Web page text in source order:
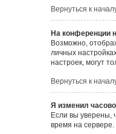
Вернуться к
На конференции
Возможно,
личных
настроек, могут
Вернуться к
Я изменил
Если вы уверены,
время на